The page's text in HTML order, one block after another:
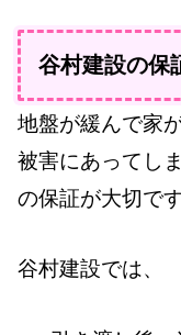
谷村建設の保
地盤が緩んで家
被害にあってし
の保証が大切です
谷村建設では、